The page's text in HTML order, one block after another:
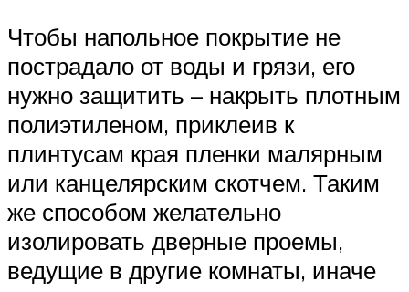
Чтобы напольное покрытие не
пострадало от воды и грязи, его
нужно защитить – накрыть плотным
полиэтиленом, приклеив к
плинтусам края пленки малярным
или канцелярским скотчем. Таким
же способом желательно
изолировать дверные проемы,
ведущие в другие комнаты, иначе